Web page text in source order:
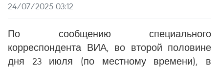
24/07/2025 03:12
По сообщению специального
корреспондента ВИА, во второй половине
дня 23 июля (по местному времени), в